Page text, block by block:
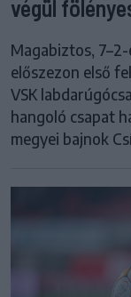
végül
Magabiztos,
előszezon első
VSK
hangoló csapat
megyei bajnok